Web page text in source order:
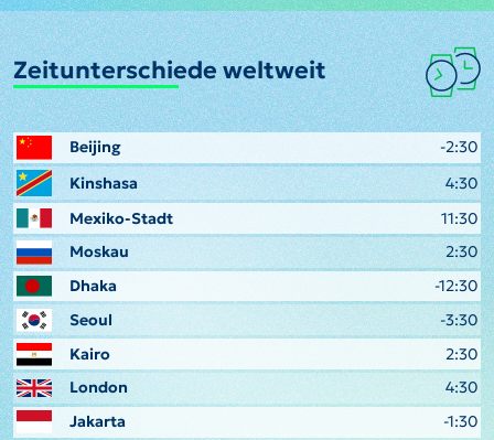
Zeitunterschiede weltweit
Beijing
-2:30
Kinshasa
4:30
Mexiko-Stadt
11:30
Moskau
2:30
Dhaka
-12:30
Seoul
-3:30
Kairo
2:30
London
4:30
Jakarta
-1:30